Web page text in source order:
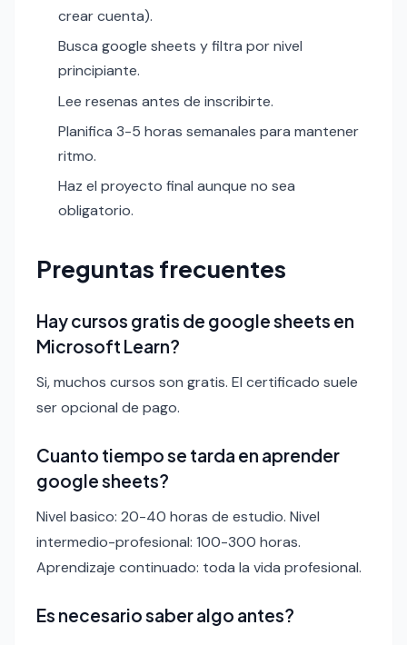
crear cuenta).
Busca google sheets y filtra por nivel
principiante.
Lee resenas antes de inscribirte.
Planifica 3-5 horas semanales para mantener
ritmo.
Haz el proyecto final aunque no sea
obligatorio.
Preguntas frecuentes
Hay cursos gratis de google sheets en
Microsoft Learn?
Si, muchos cursos son gratis. El certificado suele
ser opcional de pago.
Cuanto tiempo se tarda en aprender
google sheets?
Nivel basico: 20-40 horas de estudio. Nivel
intermedio-profesional: 100-300 horas.
Aprendizaje continuado: toda la vida profesional.
Es necesario saber algo antes?